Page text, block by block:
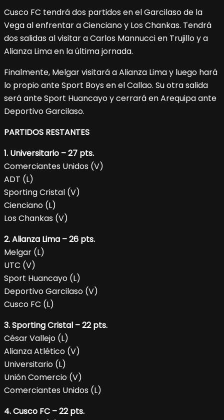
Cusco FC tendrá dos partidos en el Garcilaso de la
Vega al enfrentar a Cienciano y Los Chankas. Tendrá
dos salidas al visitar a Carlos Mannucci en Trujillo y a
Alianza Lima en la última jornada.
Finalmente, Melgar visitará a Alianza Lima y luego hará
lo propio ante Sport Boys en el Callao. Su otra salida
será ante Sport Huancayo y cerrará en Arequipa ante
Deportivo Garcilaso.
PARTIDOS RESTANTES
1. Universitario – 27 pts.
Comerciantes Unidos (V)
ADT (L)
Sporting Cristal (V)
Cienciano (L)
Los Chankas (V)
2. Alianza Lima – 26 pts.
Melgar (L)
UTC (V)
Sport Huancayo (L)
Deportivo Garcilaso (V)
Cusco FC (L)
3. Sporting Cristal – 22 pts.
César Vallejo (L)
Alianza Atlético (V)
Universitario (L)
Unión Comercio (V)
Comerciantes Unidos (L)
4. Cusco FC – 22 pts.